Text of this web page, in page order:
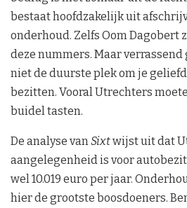
bestaat hoofdzakelijk uit
onderhoud. Zelfs Oom Dagobert
deze nummers. Maar
niet de duurste plek om je
bezitten. Vooral Utrechters
buidel tasten.
De analyse vanSixtwijst uit dat
aangelegenheid is voor
wel 10.019 euro per jaar.
hier de grootste boosdoeners.